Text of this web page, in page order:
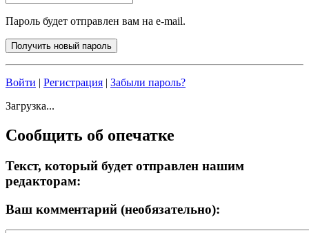
Пароль будет отправлен вам на e-mail.
Войти | Регистрация | Забыли пароль?
Загрузка...
Сообщить об опечатке
Текст, который будет отправлен нашим
редакторам:
Ваш комментарий (необязательно):